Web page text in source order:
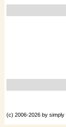
(c) 2006-2026 by